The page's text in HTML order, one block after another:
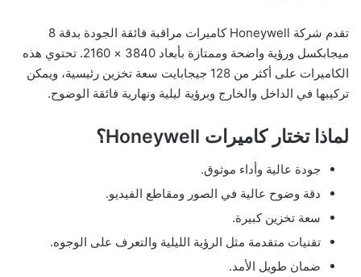
تقدم شركة Honeywell كاميرات مراقبة فائقة الجودة بدقة 8
ميجابكسل ورؤية واضحة وممتازة بأبعاد 3840 × 2160. تحتوي هذه
الكاميرات على أكثر من 128 جيجابايت سعة تخزين رئيسية، ويمكن
تركيبها في الداخل والخارج وبرؤية ليلية ونهارية فائقة الوضوح.
لماذا تختار كاميرات Honeywell؟
جودة عالية وأداء موثوق.
دقة وضوح عالية في الصور ومقاطع الفيديو.
سعة تخزين كبيرة.
تقنيات متقدمة مثل الرؤية الليلية والتعرف على الوجوه.
ضمان طويل الأمد.